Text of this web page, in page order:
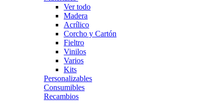
Ver todo
Madera
Acrílico
Corcho y Cartón
Fieltro
Vinilos
Varios
Kits
Personalizables
Consumibles
Recambios